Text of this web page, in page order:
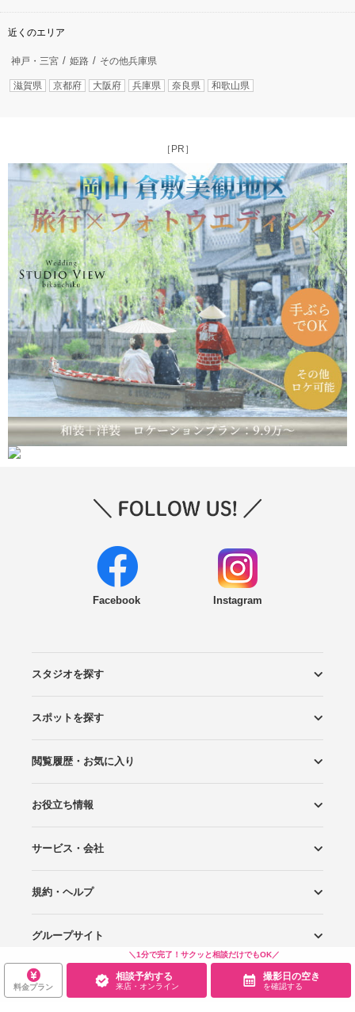
＼1分で完了！サクッと相談だけでもOK／
料金プラン
相談予約する
来店・オンライン
撮影日の空き
を確認する
近くのエリア
神戸・三宮 姫路 その他兵庫県
滋賀県 京都府 大阪府 兵庫県 奈良県 和歌山県
［PR］
Facebook Instagram
スタジオを探す
エリアから探す
こだわりから探す
NEW PHOTO STYLE
プランから探す
フォトタイプ診断
フォトグラファーから探す
国内リゾートから探す
スポットを探す
ロケーションから探す
スタジオから探す
閲覧履歴・お気に入り
閲覧スタジオ
お気に入り
お役立ち情報
Wedding Photo マガジン
はじめてガイド
サービス・会社
Photoraitとは
スタジオの掲載について
お問い合わせ
運営会社
サイトマップ
規約・ヘルプ
プライバシーポリシー
利用規約
ヘルプ
グループサイト
Wedding Park
Wedding Park 海外
Ringraph